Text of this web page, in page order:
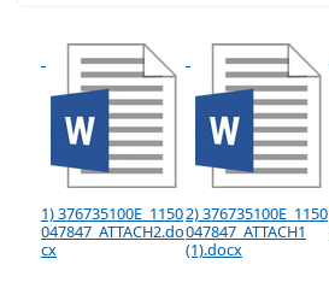
1) 376735100E_1150
047847_ATTACH2.do
cx
2) 376735100E_1150
047847_ATTACH1
(1).docx